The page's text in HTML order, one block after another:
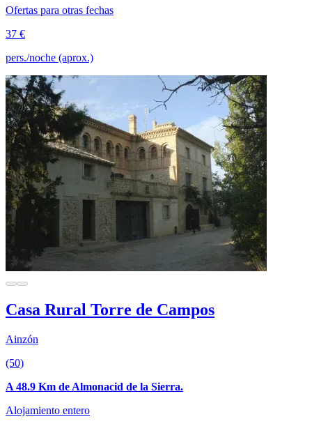
Ofertas para otras fechas
37 €
pers./noche (aprox.)
Casa Rural Torre de Campos
Ainzón
(50)
A 48.9 Km de Almonacid de la Sierra.
Alojamiento entero